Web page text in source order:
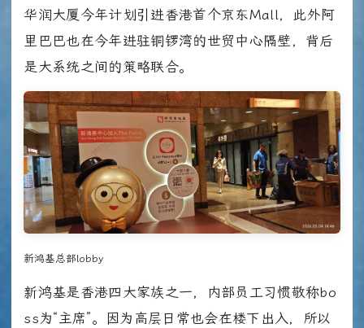
华润大厦今年计划引进香港首个京东Mall，此外阿
里巴巴也在今年进驻铜锣湾的世贸中心隔壁，背后
是大系统之间的策略联合。
新鸿基总部lobby
新鸿基是香港四大家族之一，内部员工习惯敬称bo
ss为“主席”。因为高层日常也会在楼下出入，所以